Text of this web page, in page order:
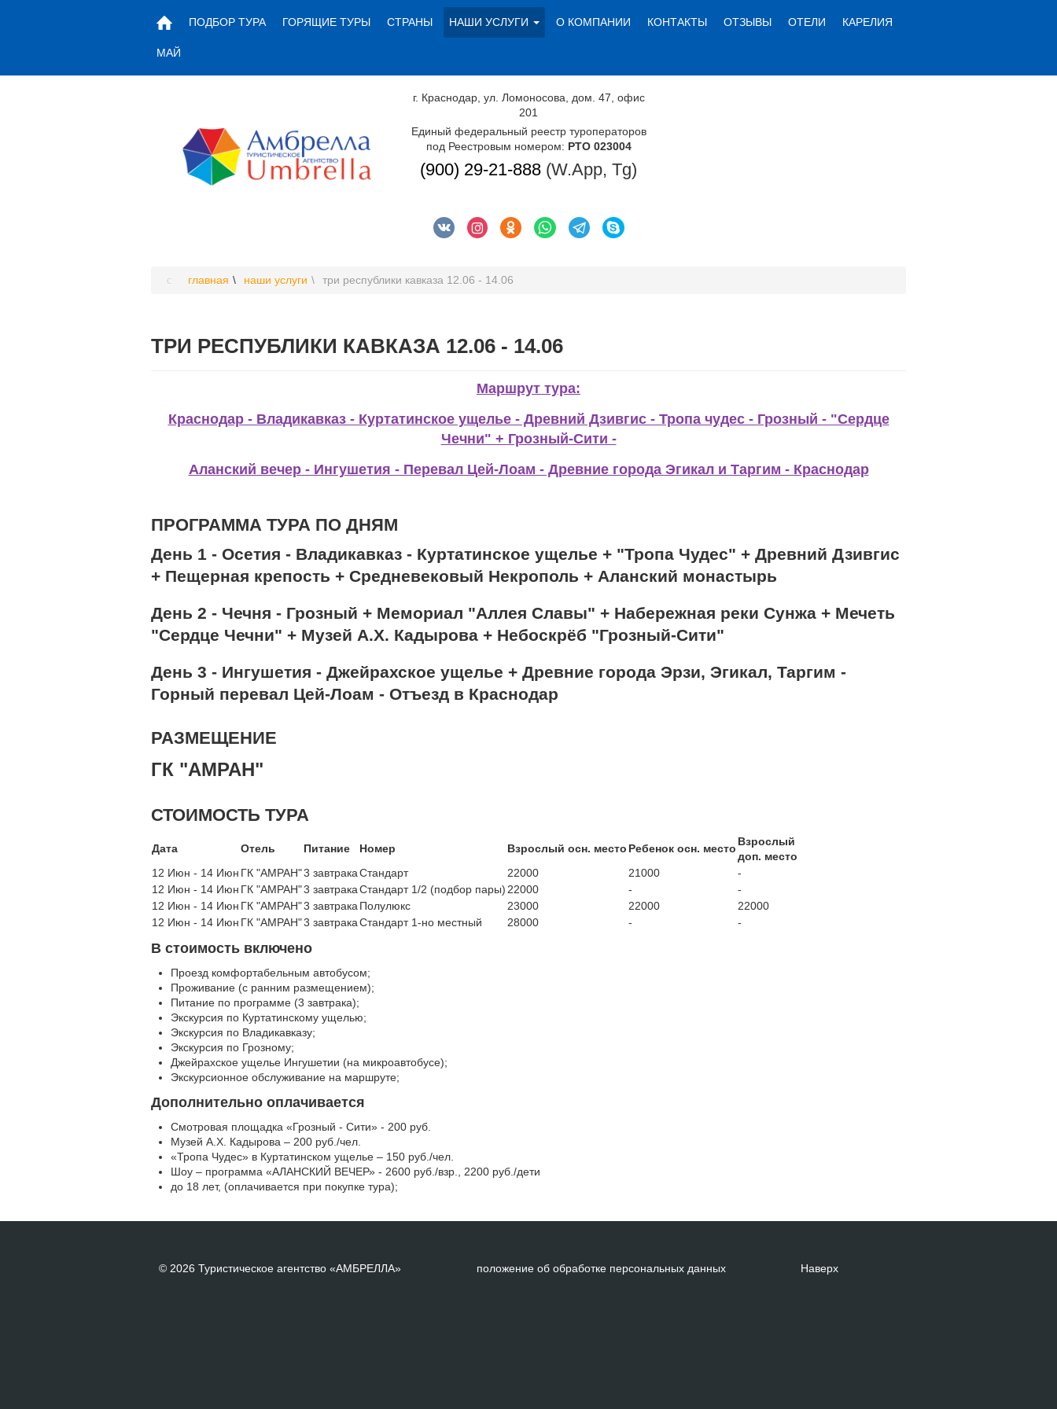
ПОДБОР ТУРА ГОРЯЩИЕ ТУРЫ СТРАНЫ НАШИ УСЛУГИ О КОМПАНИИ КОНТАКТЫ ОТЗЫВЫ ОТЕЛИ КАРЕЛИЯ
МАЙ
г. Краснодар, ул. Ломоносова, дом. 47, офис
201
Единый федеральный реестр туроператоров
под Реестровым номером: РТО 023004
(900) 29-21-888 (W.App, Tg)
главная наши услуги три республики кавказа 12.06 - 14.06
ТРИ РЕСПУБЛИКИ КАВКАЗА 12.06 - 14.06
Маршрут тура:
Краснодар - Владикавказ - Куртатинское ущелье - Древний Дзивгис - Тропа чудес - Грозный - "Сердце
Чечни" + Грозный-Сити -
Аланский вечер - Ингушетия - Перевал Цей-Лоам - Древние города Эгикал и Таргим - Краснодар
ПРОГРАММА ТУРА ПО ДНЯМ
День 1 - Осетия - Владикавказ - Куртатинское ущелье + "Тропа Чудес" + Древний Дзивгис
+ Пещерная крепость + Средневековый Некрополь + Аланский монастырь
День 2 - Чечня - Грозный + Мемориал "Аллея Славы" + Набережная реки Сунжа + Мечеть
"Сердце Чечни" + Музей А.Х. Кадырова + Небоскрёб "Грозный-Сити"
День 3 - Ингушетия - Джейрахское ущелье + Древние города Эрзи, Эгикал, Таргим -
Горный перевал Цей-Лоам - Отъезд в Краснодар
РАЗМЕЩЕНИЕ
ГК "АМРАН"
СТОИМОСТЬ ТУРА
Дата Отель Питание Номер Взрослый осн. место Ребенок осн. место
Взрослый
доп. место
12 Июн - 14 Июн ГК "АМРАН"3 завтракаСтандарт 22000 21000
-
12 Июн - 14 Июн ГК "АМРАН"3 завтракаСтандарт 1/2 (подбор пары) 22000 -
-
12 Июн - 14 Июн ГК "АМРАН"3 завтрака Полулюкс 23000 22000
22000
12 Июн - 14 Июн ГК "АМРАН"3 завтракаСтандарт 1-но местный 28000 - -
В стоимость включено
Проезд комфортабельным автобусом;
Проживание (с ранним размещением);
Питание по программе (3 завтрака);
Экскурсия по Куртатинскому ущелью;
Экскурсия по Владикавказу;
Экскурсия по Грозному;
Джейрахское ущелье Ингушетии (на микроавтобусе);
Экскурсионное обслуживание на маршруте;
Дополнительно оплачивается
Смотровая площадка «Грозный - Сити» - 200 руб.
Музей А.Х. Кадырова – 200 руб./чел.
«Тропа Чудес» в Куртатинском ущелье – 150 руб./чел.
Шоу – программа «АЛАНСКИЙ ВЕЧЕР» - 2600 руб./взр., 2200 руб./дети
до 18 лет, (оплачивается при покупке тура);
© 2026 Туристическое агентство «АМБРЕЛЛА» положение об обработке персональных данных Наверх